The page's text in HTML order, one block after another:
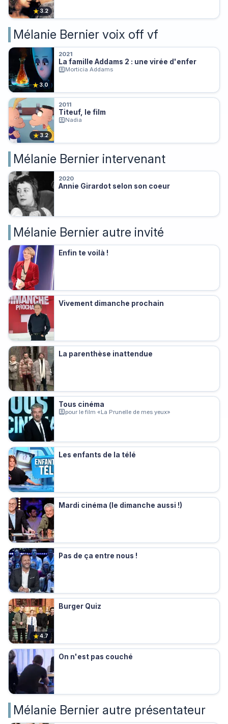
★3.2
Mélanie Bernier voix off vf
★3.0
2021
La famille Addams 2 : une virée d'enfer
Morticia Addams
★3.2
2011
Titeuf, le film
Nadia
Mélanie Bernier intervenant
2020
Annie Girardot selon son coeur
Mélanie Bernier autre invité
Enfin te voilà !
Vivement dimanche prochain
La parenthèse inattendue
Tous cinéma
pour le film «La Prunelle de mes yeux»
Les enfants de la télé
Mardi cinéma (le dimanche aussi !)
Pas de ça entre nous !
★4.7
Burger Quiz
On n'est pas couché
Mélanie Bernier autre présentateur